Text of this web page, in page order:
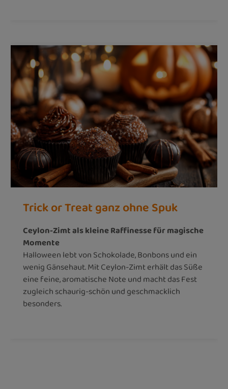
Trick or Treat ganz ohne Spuk
Ceylon-Zimt als kleine Raffinesse für magische
Momente
Halloween lebt von Schokolade, Bonbons und ein
wenig Gänsehaut. Mit Ceylon-Zimt erhält das Süße
eine feine, aromatische Note und macht das Fest
zugleich schaurig-schön und geschmacklich
besonders.